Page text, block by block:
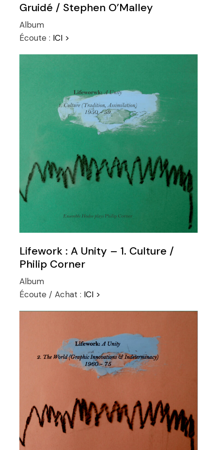
Gruidé / Stephen O’Malley
Album
Écoute : ICI >
Lifework : A Unity – 1. Culture /
Philip Corner
Album
Écoute / Achat : ICI >